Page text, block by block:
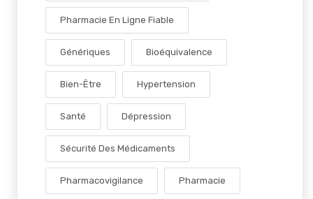
Pharmacie En Ligne Fiable
Génériques Bioéquivalence
Bien-Être Hypertension
Santé Dépression
Sécurité Des Médicaments
Pharmacovigilance Pharmacie